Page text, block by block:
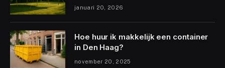
januari 20, 2026
Hoe huur ik makkelijk een container
in Den Haag?
november 20, 2025